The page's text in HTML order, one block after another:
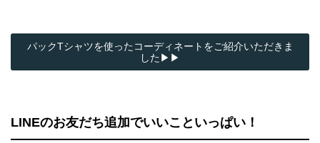
パックTシャツを使ったコーディネートをご紹介いただきま
した▶▶
LINEのお友だち追加でいいこといっぱい！